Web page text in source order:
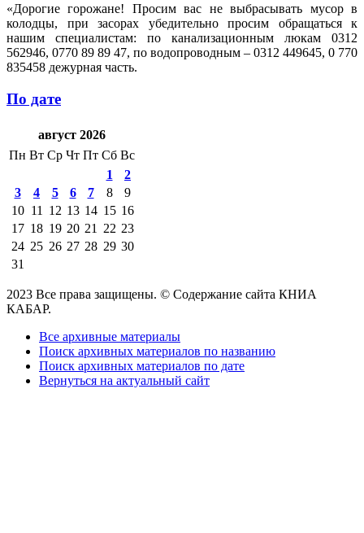
«Дорогие горожане! Просим вас не выбрасывать мусор в
колодцы, при засорах убедительно просим обращаться к
нашим специалистам: по канализационным люкам 0312
562946, 0770 89 89 47, по водопроводным – 0312 449645, 0 770
835458 дежурная часть.
По дате
август 2026
Пн Вт Ср Чт Пт Сб Вс
1
2
3
4 5 6 7 8
9
10 11 12 13 14 15 16
17 18 19 20 21 22 23
24 25 26 27 28 29 30
31
2023 Все права защищены. © Содержание сайта КНИА
КАБАР.
Все архивные материалы
Поиск архивных материалов по названию
Поиск архивных материалов по дате
Вернуться на актуальный сайт